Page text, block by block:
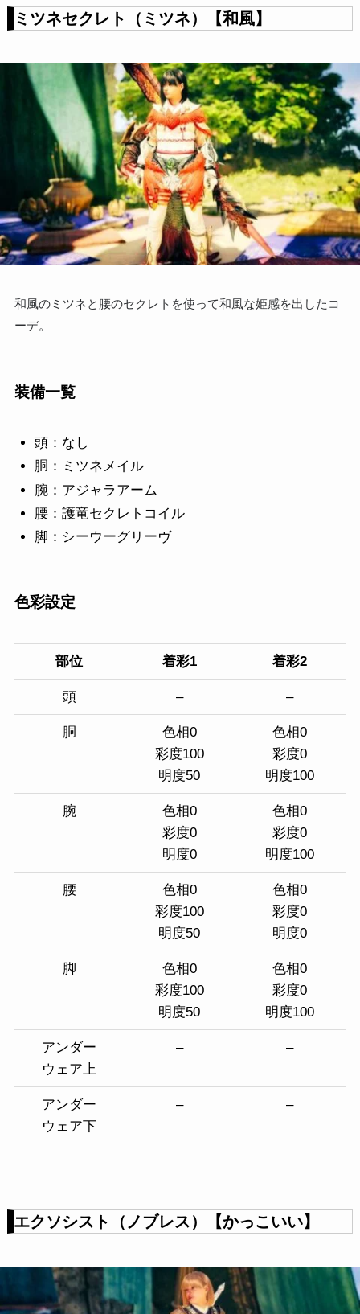
ミツネセクレト（ミツネ）【和風】
和風のミツネと腰のセクレトを使って和風な姫感を出したコ
ーデ。
装備一覧
頭：なし
胴：ミツネメイル
腕：アジャラアーム
腰：護竜セクレトコイル
脚：シーウーグリーヴ
色彩設定
部位 着彩1 着彩2
頭 – –
胴
色相0
彩度100
明度50
色相0
彩度0
明度100
腕
色相0
彩度0
明度0
色相0
彩度0
明度100
腰
色相0
彩度100
明度50
色相0
彩度0
明度0
脚
色相0
彩度100
明度50
色相0
彩度0
明度100
アンダー
ウェア上
– –
アンダー
ウェア下
– –
エクソシスト（ノブレス）【かっこいい】